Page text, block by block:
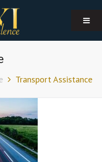
Transport Assistance